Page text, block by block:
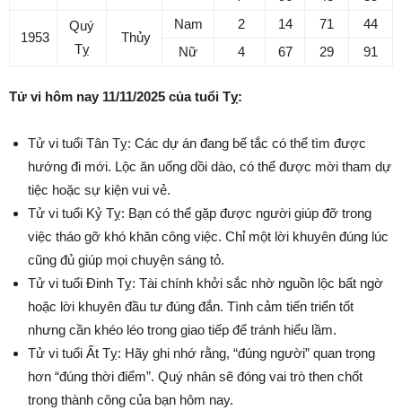
1953
Quý
Tỵ
Thủy
Nam 2 14 71
44
Nữ
4 67 29 91
Tử vi hôm nay 11/11/2025 của tuổi Tỵ:
Tử vi tuổi Tân Tỵ: Các dự án đang bế tắc có thể tìm được
hướng đi mới. Lộc ăn uống dồi dào, có thể được mời tham dự
tiệc hoặc sự kiện vui vẻ.
Tử vi tuổi Kỷ Tỵ: Bạn có thể gặp được người giúp đỡ trong
việc tháo gỡ khó khăn công việc. Chỉ một lời khuyên đúng lúc
cũng đủ giúp mọi chuyện sáng tỏ.
Tử vi tuổi Đinh Tỵ: Tài chính khởi sắc nhờ nguồn lộc bất ngờ
hoặc lời khuyên đầu tư đúng đắn. Tình cảm tiến triển tốt
nhưng cần khéo léo trong giao tiếp để tránh hiểu lầm.
Tử vi tuổi Ất Tỵ: Hãy ghi nhớ rằng, “đúng người” quan trọng
hơn “đúng thời điểm”. Quý nhân sẽ đóng vai trò then chốt
trong thành công của bạn hôm nay.